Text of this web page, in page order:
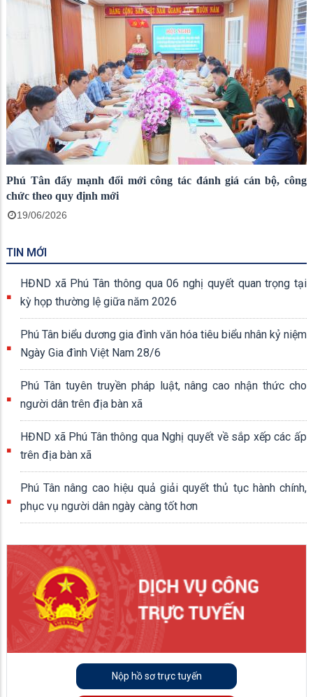
Phú Tân đẩy mạnh đổi mới công tác đánh giá cán bộ, công
chức theo quy định mới
19/06/2026
TIN MỚI
HĐND xã Phú Tân thông qua 06 nghị quyết quan trọng tại
kỳ họp thường lệ giữa năm 2026
Phú Tân biểu dương gia đình văn hóa tiêu biểu nhân kỷ niệm
Ngày Gia đình Việt Nam 28/6
Phú Tân tuyên truyền pháp luật, nâng cao nhận thức cho
người dân trên địa bàn xã
HĐND xã Phú Tân thông qua Nghị quyết về sắp xếp các ấp
trên địa bàn xã
Phú Tân nâng cao hiệu quả giải quyết thủ tục hành chính,
phục vụ người dân ngày càng tốt hơn
Nộp hồ sơ trực tuyến